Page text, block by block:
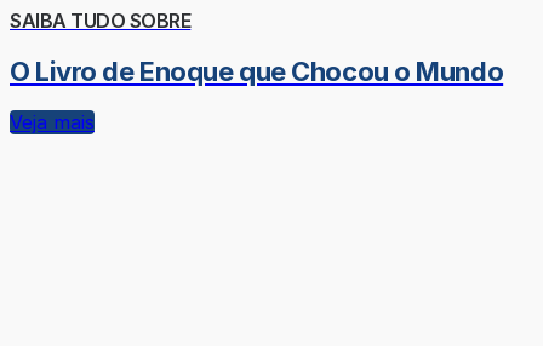
SAIBA TUDO SOBRE
O Livro de Enoque que Chocou o Mundo
Veja mais